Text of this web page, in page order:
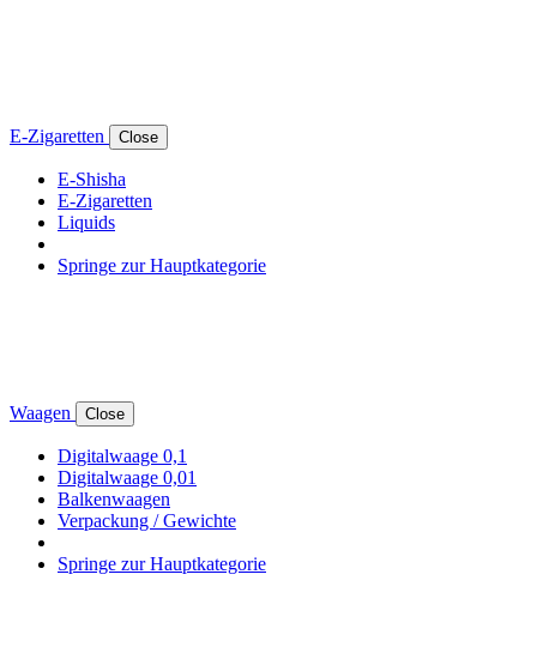
E-Zigaretten Close
E-Shisha
E-Zigaretten
Liquids
Springe zur Hauptkategorie
Waagen Close
Digitalwaage 0,1
Digitalwaage 0,01
Balkenwaagen
Verpackung / Gewichte
Springe zur Hauptkategorie